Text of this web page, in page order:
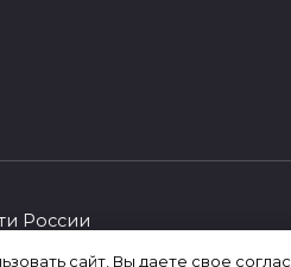
России
сайт, Вы даете свое